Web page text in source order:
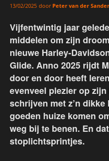
13/02/2025 door Peter van der
Vijfentwintig jaar
middelen om zijn
nieuwe Harley-
Glide. Anno 2025 rijdt
door en door heeft
evenveel plezier op
schrijven met z’n
goeden huize komen
weg bij te benen. En
stoplichtsprintjes.